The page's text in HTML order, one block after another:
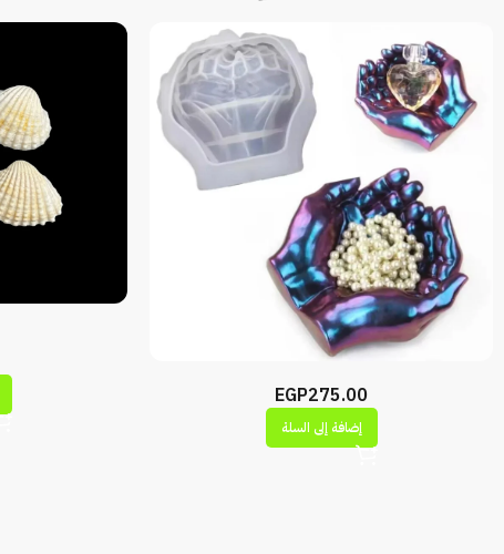
EGP275.00
إضافة إلى السلة